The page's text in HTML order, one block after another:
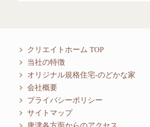
クリエイトホーム TOP
当社の特徴
オリジナル規格住宅-のどかな家
会社概要
プライバシーポリシー
サイトマップ
唐津各方面からのアクセス